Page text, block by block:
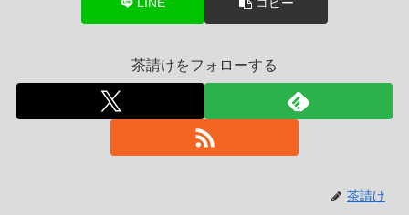
茶請けをフォローする
茶請け